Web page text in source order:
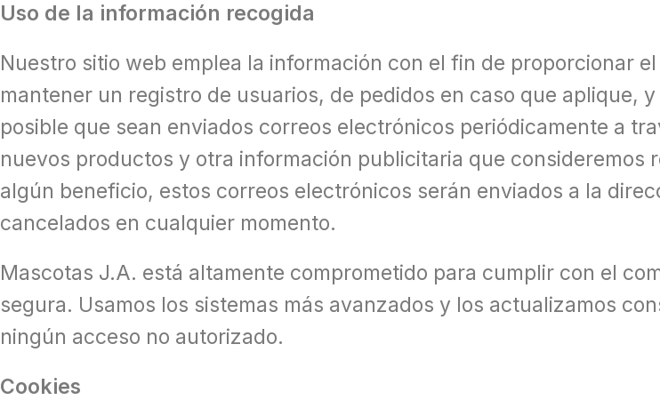
Uso de la información recogida
Nuestro sitio web emplea la información con el fin de proporcionar
mantener un registro de usuarios, de pedidos en caso que aplique,
posible que sean enviados correos electrónicos periódicamente a
nuevos productos y otra información publicitaria que consideremos
algún beneficio, estos correos electrónicos serán enviados a la
cancelados en cualquier momento.
Mascotas J.A. está altamente comprometido para cumplir con el
segura. Usamos los sistemas más avanzados y los actualizamos
ningún acceso no autorizado.
Cookies